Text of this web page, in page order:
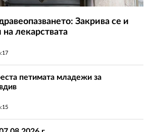
Закрива се и
лекарствата
петимата младежи за